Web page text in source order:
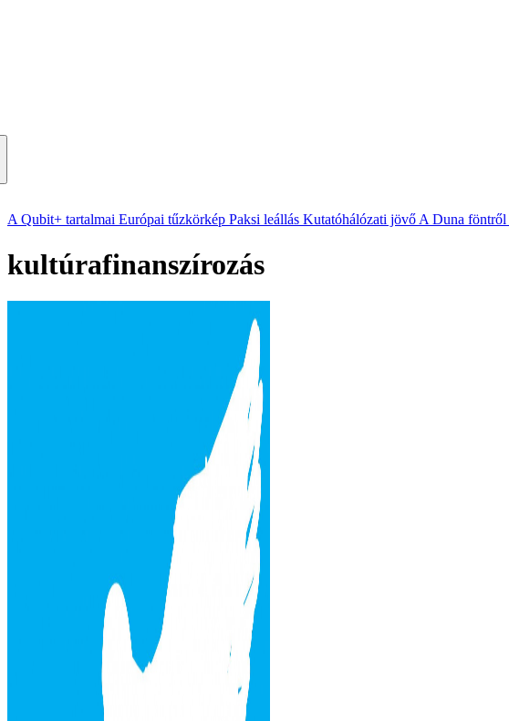
A Qubit+ tartalmai Európai tűzkörkép Paksi leállás Kutatóhálózati jövő A Duna föntről
kultúrafinanszírozás